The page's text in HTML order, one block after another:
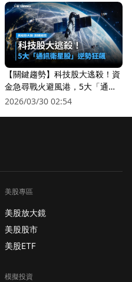
【關鍵趨勢】科技股大逃殺！資
金急尋戰火避風港，5大「通訊
衛星股」逆勢狂飆
2026/03/30 02:54
美股專區
美股放大鏡
美股股市
美股ETF
模擬投資